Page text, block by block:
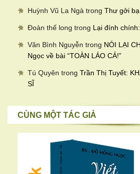
Huỳnh Vũ La Ngà trong Thư gởi
Đoàn thế long trong Lại đính
Văn Bình Nguyễn trong NÓI LẠI
Ngọc về bài “TOÀN LÁO CẢ!”
Tú Quyên trong Trần Thị Tuyết:
SĨ
CÙNG MỘT TÁC GIẢ